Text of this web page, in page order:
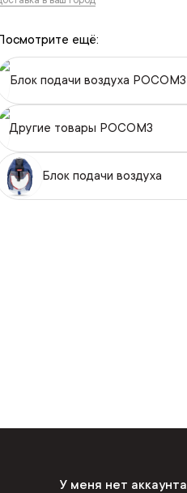
ещё:
Блок подачи воздуха РОСОМЗ
Другие товары РОСОМЗ
Блок подачи воздуха
У меня нет аккаунта